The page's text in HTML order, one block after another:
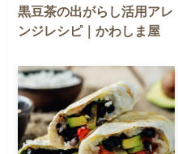
黒豆茶の出がらし活用アレ
ンジレシピ｜かわしま屋